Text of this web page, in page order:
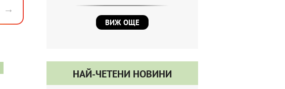
→
ВИЖ ОЩЕ
НАЙ-ЧЕТЕНИ НОВИНИ